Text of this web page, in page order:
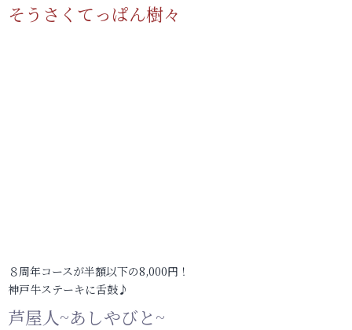
そうさくてっぱん樹々
８周年コースが半額以下の8,000円！
神戸牛ステーキに舌鼓♪
芦屋人~あしやびと~